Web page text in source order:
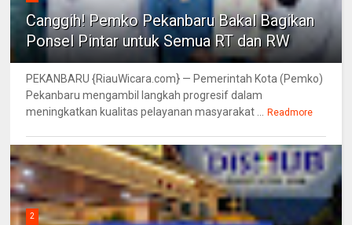
Canggih! Pemko Pekanbaru Bakal Bagikan
Ponsel Pintar untuk Semua RT dan RW
PEKANBARU {RiauWicara.com} — Pemerintah Kota (Pemko)
Pekanbaru mengambil langkah progresif dalam
meningkatkan kualitas pelayanan masyarakat ... Readmore
2